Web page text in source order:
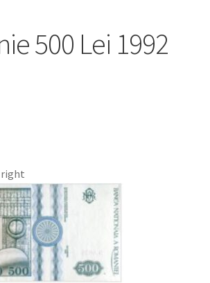
Enibas
500 Lei 1992
right